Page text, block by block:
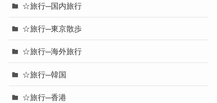
☆旅行─国内旅行
☆旅行─東京散歩
☆旅行─海外旅行
☆旅行─韓国
☆旅行─香港